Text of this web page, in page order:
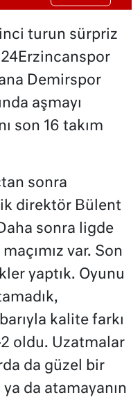
turun sürpriz
Demirspor
aşmayı
son 16 takım
sonra
direktör Bülent
sonra ligde
var. Son
yaptık. Oyunu
kalite farkı
oldu. Uzatmalar
da güzel bir
da atamayanın